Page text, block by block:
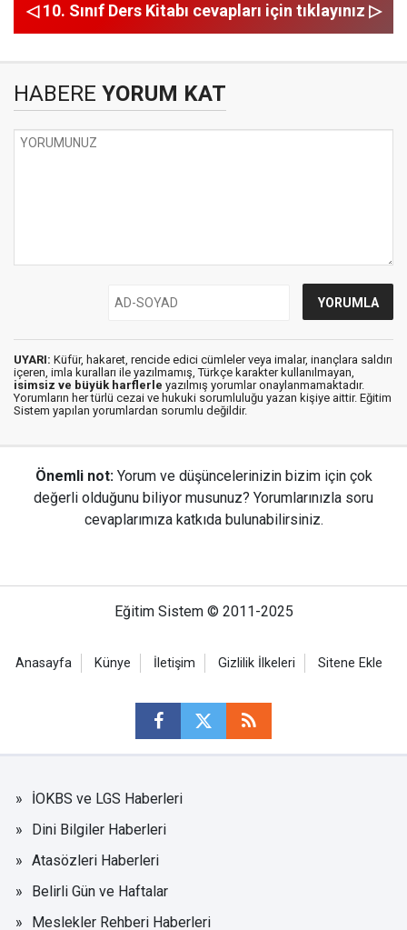
◁ 10. Sınıf Ders Kitabı cevapları için tıklayınız ▷
HABERE YORUM KAT
UYARI: Küfür, hakaret, rencide edici cümleler veya imalar, inançlara saldırı
içeren, imla kuralları ile yazılmamış, Türkçe karakter kullanılmayan,
isimsiz ve büyük harflerle yazılmış yorumlar onaylanmamaktadır.
Yorumların her türlü cezai ve hukuki sorumluluğu yazan kişiye aittir. Eğitim
Sistem yapılan yorumlardan sorumlu değildir.
Önemli not: Yorum ve düşüncelerinizin bizim için çok
değerli olduğunu biliyor musunuz? Yorumlarınızla soru
cevaplarımıza katkıda bulunabilirsiniz.
Eğitim Sistem © 2011-2025
Anasayfa Künye İletişim Gizlilik İlkeleri Sitene Ekle
İOKBS ve LGS Haberleri
Dini Bilgiler Haberleri
Atasözleri Haberleri
Belirli Gün ve Haftalar
Meslekler Rehberi Haberleri